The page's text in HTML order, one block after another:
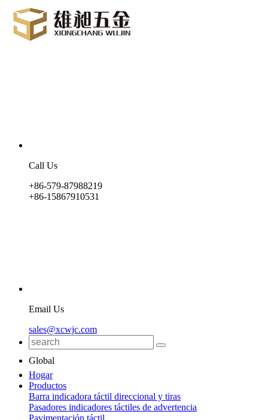
Call Us
+86-579-87988219
+86-15867910531
Email Us
sales@xcwjc.com
Global
Hogar
Productos
Barra indicadora táctil direccional y tiras
Pasadores indicadores táctiles de advertencia
Pavimentación táctil